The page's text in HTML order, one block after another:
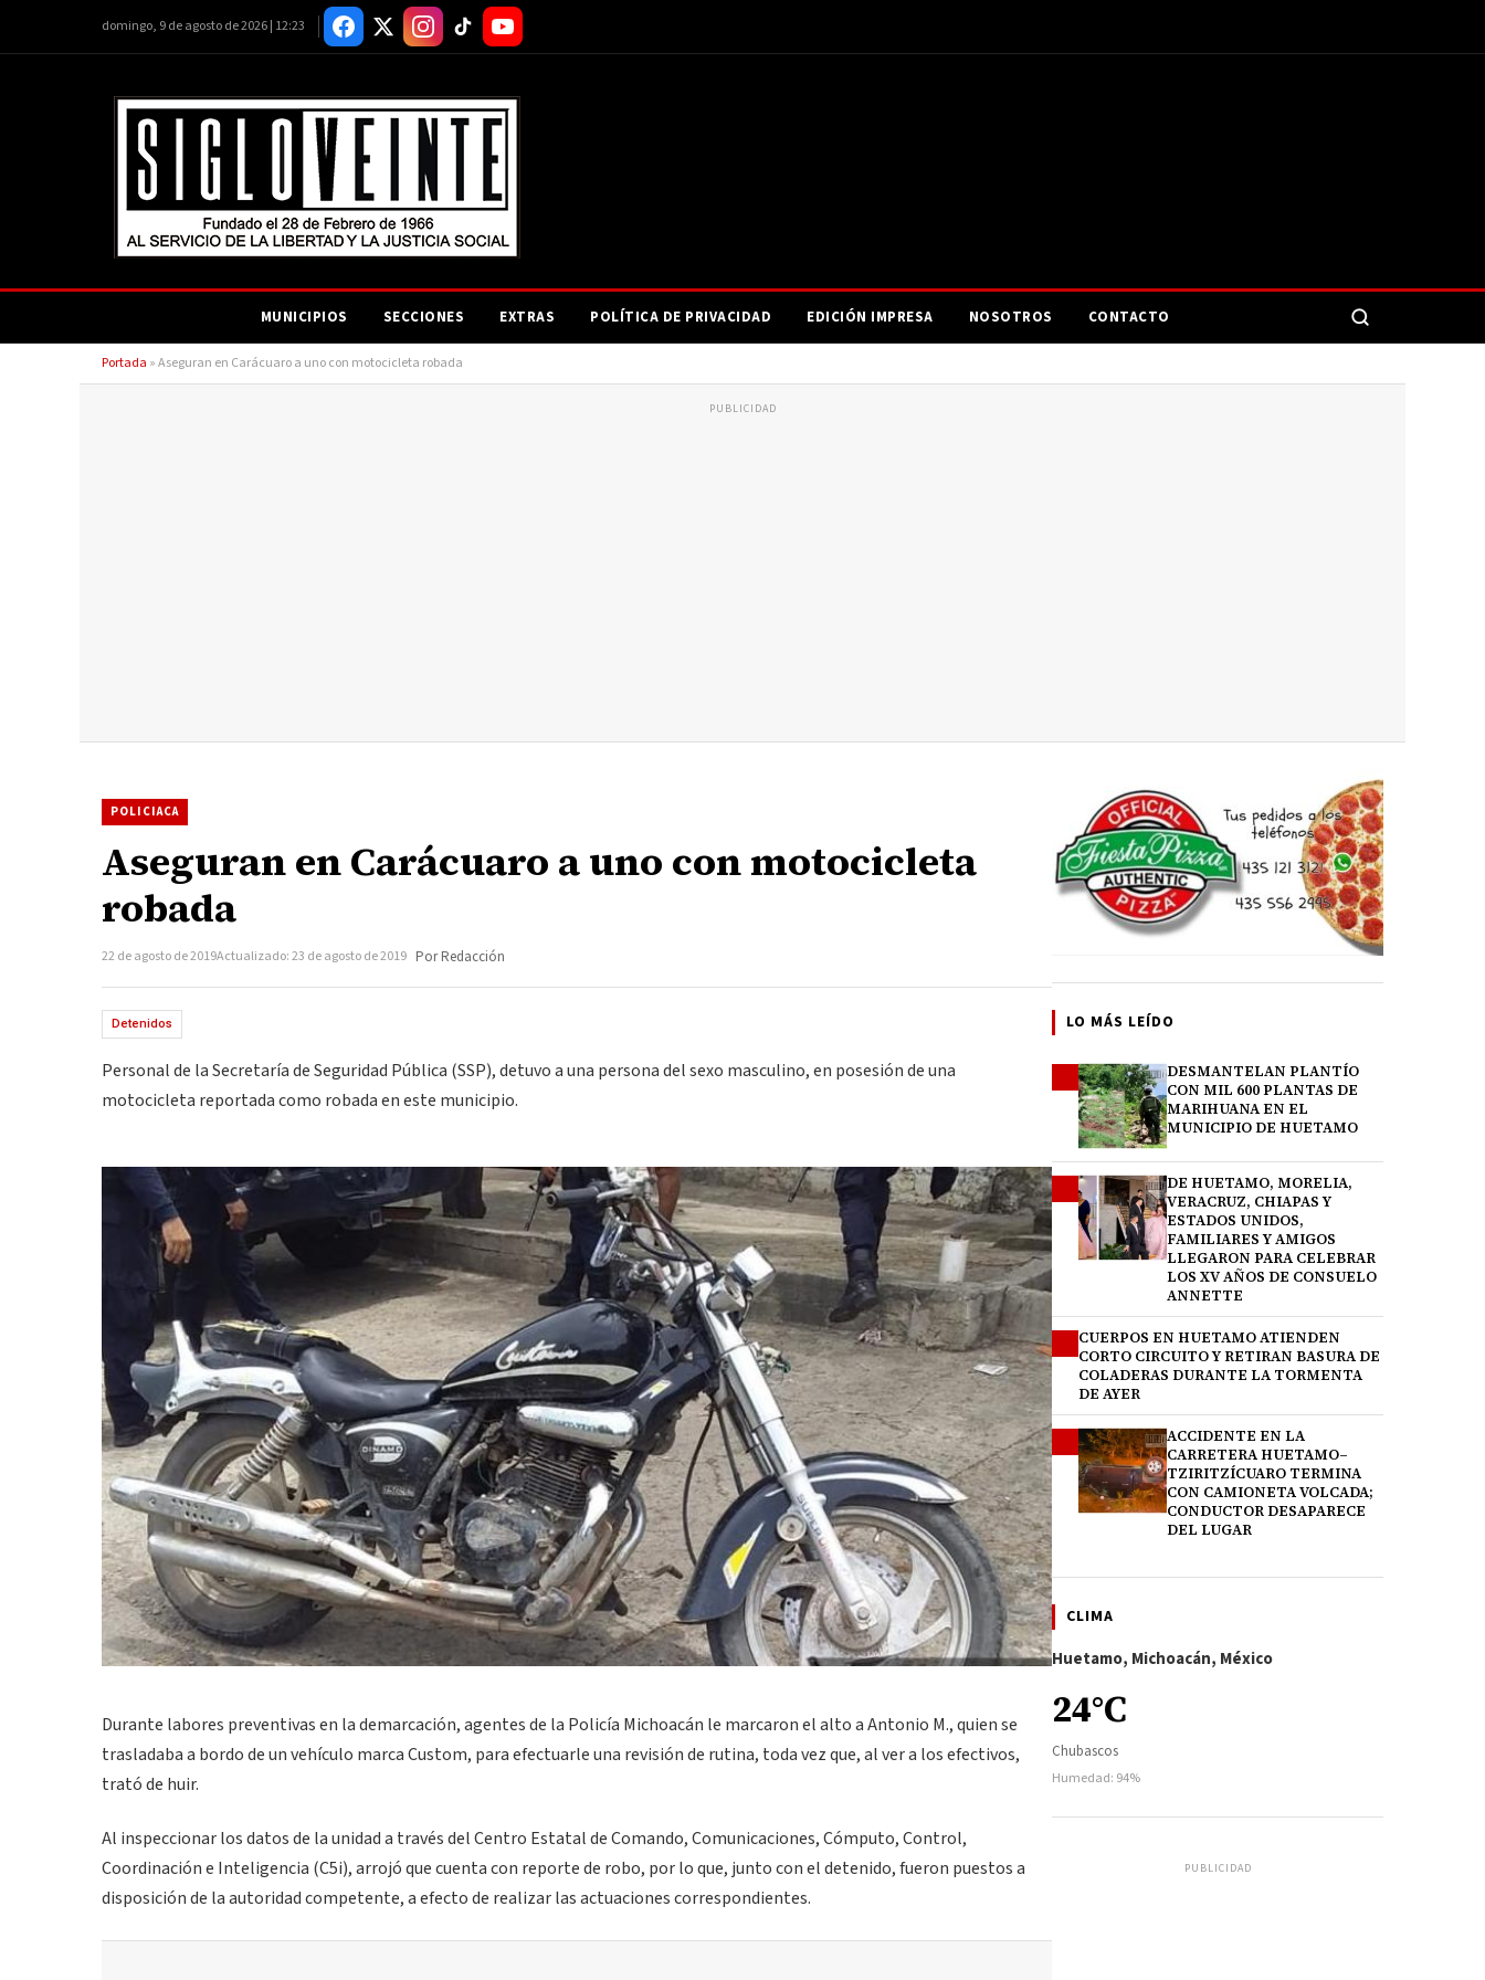
domingo, 9 de agosto de 2026 | 12:23
MUNICIPIOS SECCIONES EXTRAS POLÍTICA DE PRIVACIDAD EDICIÓN IMPRESA NOSOTROS CONTACTO
Portada »Aseguran en Carácuaro a uno con motocicleta robada
PUBLICIDAD
POLICIACA
Aseguran en Carácuaro a uno con motocicleta
robada
22 de agosto de 2019Actualizado: 23 de agosto de 2019 Por Redacción
Detenidos
Personal de la Secretaría de Seguridad Pública (SSP), detuvo a una persona del sexo masculino, en posesión de una
motocicleta reportada como robada en este municipio.
Durante labores preventivas en la demarcación, agentes de la Policía Michoacán le marcaron el alto a Antonio M., quien se
trasladaba a bordo de un vehículo marca Custom, para efectuarle una revisión de rutina, toda vez que, al ver a los efectivos,
trató de huir.
Al inspeccionar los datos de la unidad a través del Centro Estatal de Comando, Comunicaciones, Cómputo, Control,
Coordinación e Inteligencia (C5i), arrojó que cuenta con reporte de robo, por lo que, junto con el detenido, fueron puestos a
disposición de la autoridad competente, a efecto de realizar las actuaciones correspondientes.
LO MÁS LEÍDO
DESMANTELAN PLANTÍO
CON MIL 600 PLANTAS DE
MARIHUANA EN EL
MUNICIPIO DE HUETAMO
DE HUETAMO, MORELIA,
VERACRUZ, CHIAPAS Y
ESTADOS UNIDOS,
FAMILIARES Y AMIGOS
LLEGARON PARA CELEBRAR
LOS XV AÑOS DE CONSUELO
ANNETTE
CUERPOS EN HUETAMO ATIENDEN
CORTO CIRCUITO Y RETIRAN BASURA DE
COLADERAS DURANTE LA TORMENTA
DE AYER
ACCIDENTE EN LA
CARRETERA HUETAMO–
TZIRITZÍCUARO TERMINA
CON CAMIONETA VOLCADA;
CONDUCTOR DESAPARECE
DEL LUGAR
CLIMA
Huetamo, Michoacán, México
24°C
Chubascos
Humedad: 94%
PUBLICIDAD